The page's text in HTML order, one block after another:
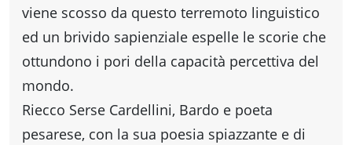
Guide
Fano
Accessibili
viene scosso da questo terremoto linguistico
ed un brivido sapienziale espelle le scorie che
ottundono i pori della capacità percettiva del
mondo.
Riecco Serse Cardellini, Bardo e poeta
pesarese, con la sua poesia spiazzante e di